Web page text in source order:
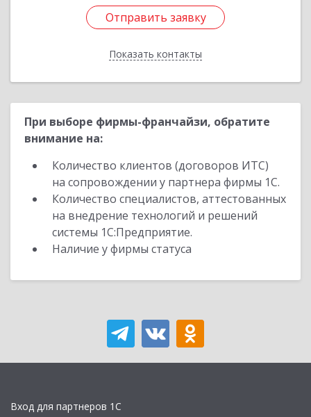
Отправить заявку
Показать контакты
Отправить заявку
Назад
При выборе фирмы-франчайзи, обратите
внимание на:
Количество клиентов (договоров ИТС)
на сопровождении у партнера фирмы 1С.
Количество специалистов, аттестованных
на внедрение технологий и решений
системы 1С:Предприятие.
Наличие у фирмы статуса
Вход для партнеров 1С